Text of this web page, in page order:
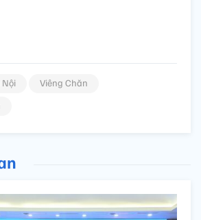
Nội
Viêng Chăn